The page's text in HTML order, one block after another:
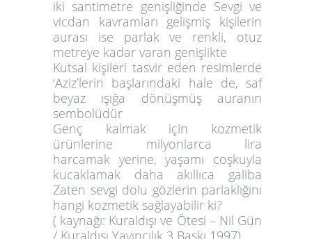
iki santimetre genişliğinde Sevgi ve
vicdan kavramları gelişmiş kişilerin
aurası ise parlak ve renkli, otuz
metreye kadar varan genişlikte
Kutsal kişileri tasvir eden resimlerde
‘Aziz’lerin başlarındaki hale de, saf
beyaz ışığa dönüşmüş auranın
sembolüdür
Genç kalmak için kozmetik
ürünlerine milyonlarca lira
harcamak yerine, yaşamı coşkuyla
kucaklamak daha akıllıca galiba
Zaten sevgi dolu gözlerin parlaklığını
hangi kozmetik sağlayabilir ki?
( kaynağı: Kuraldışı ve Ötesi – Nil Gün
/ Kuraldışı Yayıncılık 3 Baskı 1997)